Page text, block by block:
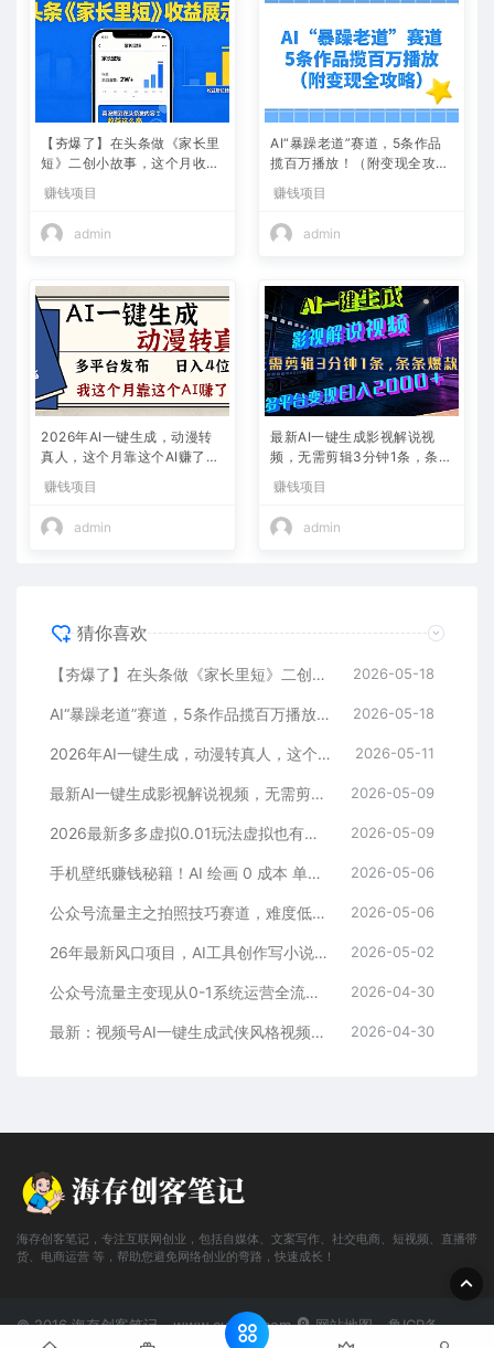
【夯爆了】在头条做《家长里
短》二创小故事，这个月收益
2w+
赚钱项目
admin
AI“暴躁老道”赛道，5条作品
揽百万播放！（附变现全攻
略）
赚钱项目
admin
2026年AI一键生成，动漫转
真人，这个月靠这个AI赚了2
赚钱项目
admin
最新AI一键生成影视解说视
频，无需剪辑3分钟1条，条条
+
赚钱项目
admin
猜你喜欢
【夯爆了】在头条做《家长里短》二创小故事，这个月收益2w+ 2026-05-18
AI“暴躁老道”赛道，5条作品揽百万播放！（附变现全攻略） 2026-05-18
2026年AI一键生成，动漫转真人，这个月靠这个AI赚了2W+ 2026-05-11
最新AI一键生成影视解说视频，无需剪辑3分钟1条，条条爆款，多平台变现日入2000+ 2026-05-09
2026最新多多虚拟0.01玩法虚拟也有新门路轻松日入2500! 2026-05-09
手机壁纸赚钱秘籍！AI 绘画 0 成本 单店狂销 3.8 万单 2026-05-06
公众号流量主之拍照技巧赛道，难度低+流量大，起号第一篇就爆了10w阅读！ 2026-05-06
26年最新风口项目，AI工具创作写小说，轻松实现日入1000+ 2026-05-02
公众号流量主变现从0-1系统运营全流程讲解！ 2026-04-30
最新：视频号AI一键生成武侠风格视频，狂撸视频号分成收益，学完轻松日入1000+ 2026-04-30
海存创客笔记，专注互联网创业，包括自媒体、文案写作、社交电商、短视频、直播带
货、电商运营 等，帮助您避免网络创业的弯路，快速成长！
© 2016 海存创客笔记 - www.cunkbj.com 网站地图
鲁ICP备